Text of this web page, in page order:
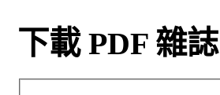
下載 PDF 雜誌